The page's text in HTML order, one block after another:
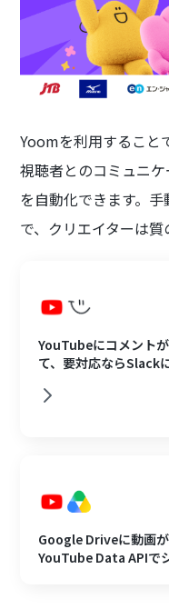
Yoomを利用すること
視聴者とのコミュニ
を自動化できます。
で、クリエイターは質
YouTubeにコメント
て、要対応ならSlack
Google Driveに動画
YouTube Data APIで